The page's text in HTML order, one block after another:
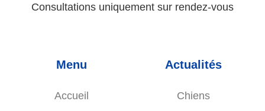
Consultations uniquement sur rendez-vous
Menu
Accueil
Actualités
Chiens